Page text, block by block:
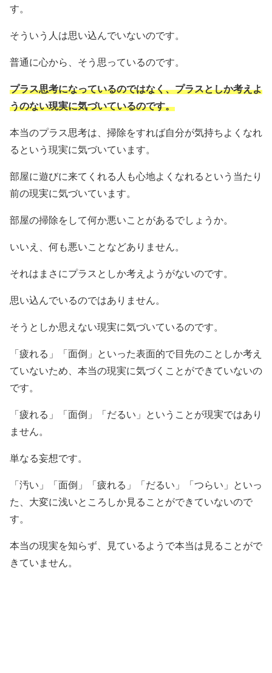
す。
そういう人は思い込んでいないのです。
普通に心から、そう思っているのです。
プラス思考になっているのではなく、プラスとしか考えよ
うのない現実に気づいているのです。
本当のプラス思考は、掃除をすれば自分が気持ちよくなれ
るという現実に気づいています。
部屋に遊びに来てくれる人も心地よくなれるという当たり
前の現実に気づいています。
部屋の掃除をして何か悪いことがあるでしょうか。
いいえ、何も悪いことなどありません。
それはまさにプラスとしか考えようがないのです。
思い込んでいるのではありません。
そうとしか思えない現実に気づいているのです。
「疲れる」「面倒」といった表面的で目先のことしか考え
ていないため、本当の現実に気づくことができていないの
です。
「疲れる」「面倒」「だるい」ということが現実ではあり
ません。
単なる妄想です。
「汚い」「面倒」「疲れる」「だるい」「つらい」といっ
た、大変に浅いところしか見ることができていないので
す。
本当の現実を知らず、見ているようで本当は見ることがで
きていません。